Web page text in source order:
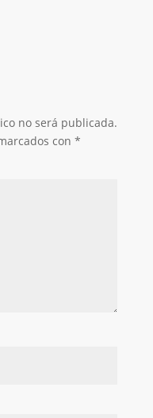
no será publicada.
con *